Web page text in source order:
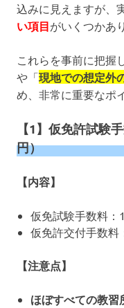
込みに見えますが、
い項目がいくつかあ
これらを事前に把握
や「現地での想定外
め、非常に重要なポ
【1】仮免許試験
円）
【内容】
仮免試験手数料：
仮免許交付手数料
【注意点】
ほぼすべての教習